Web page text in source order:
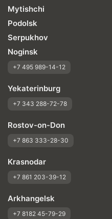
Mytishchi
Podolsk
Serpukhov
Noginsk
+7 495 989-14-12
Yekaterinburg
+7 343 288-72-78
Rostov-on-Don
+7 863 333-28-30
Krasnodar
+7 861 203-39-12
Arkhangelsk
+7 8182 45-79-29